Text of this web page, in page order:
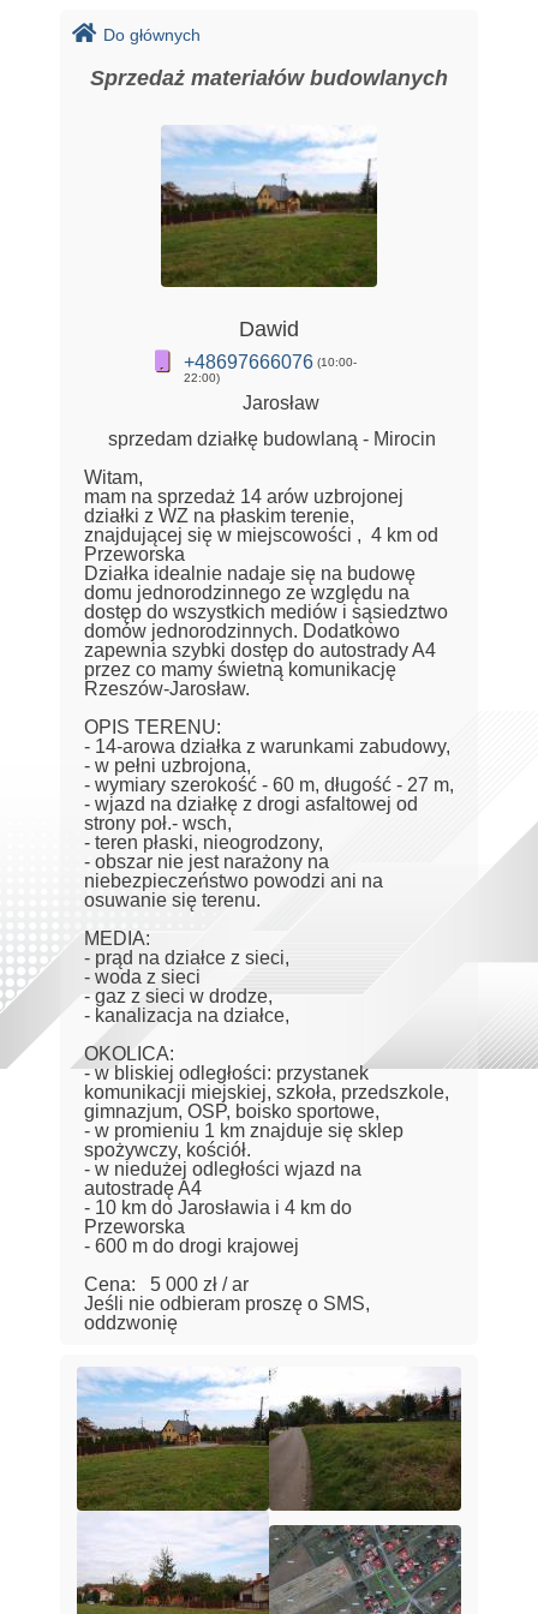
Do głównych
Sprzedaż materiałów budowlanych
Dawid
+48697666076 (10:00-
22:00)
Jarosław
sprzedam działkę budowlaną - Mirocin
Witam,
mam na sprzedaż 14 arów uzbrojonej
działki z WZ na płaskim terenie,
znajdującej się w miejscowości , 4 km od
Przeworska
Działka idealnie nadaje się na budowę
domu jednorodzinnego ze względu na
dostęp do wszystkich mediów i sąsiedztwo
domów jednorodzinnych. Dodatkowo
zapewnia szybki dostęp do autostrady A4
przez co mamy świetną komunikację
Rzeszów-Jarosław.
OPIS TERENU:
- 14-arowa działka z warunkami zabudowy,
- w pełni uzbrojona,
- wymiary szerokość - 60 m, długość - 27 m,
- wjazd na działkę z drogi asfaltowej od
strony poł.- wsch,
- teren płaski, nieogrodzony,
- obszar nie jest narażony na
niebezpieczeństwo powodzi ani na
osuwanie się terenu.
MEDIA:
- prąd na działce z sieci,
- woda z sieci
- gaz z sieci w drodze,
- kanalizacja na działce,
OKOLICA:
- w bliskiej odległości: przystanek
komunikacji miejskiej, szkoła, przedszkole,
gimnazjum, OSP, boisko sportowe,
- w promieniu 1 km znajduje się sklep
spożywczy, kościół.
- w niedużej odległości wjazd na
autostradę A4
- 10 km do Jarosławia i 4 km do
Przeworska
- 600 m do drogi krajowej
Cena: 5 000 zł / ar
Jeśli nie odbieram proszę o SMS,
oddzwonię